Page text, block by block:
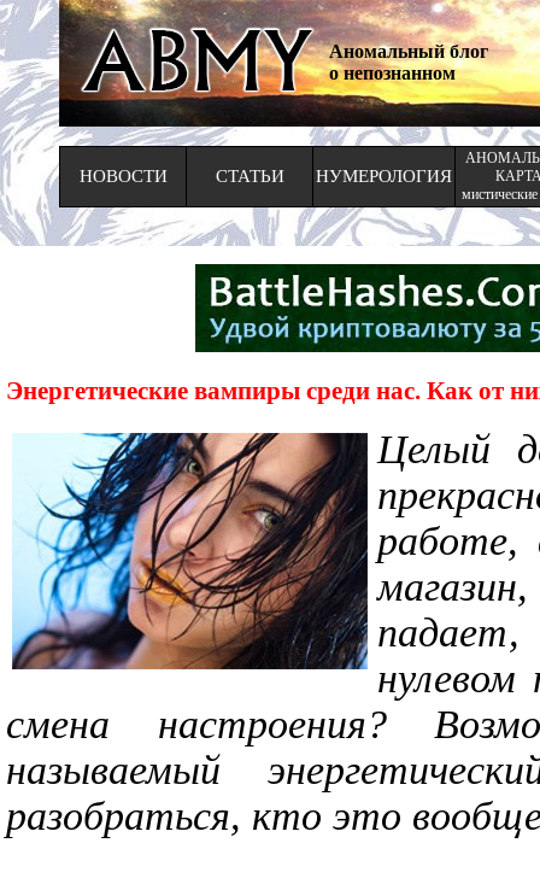
Аномальный блог
о непознанном
НОВОСТИ СТАТЬИ НУМЕРОЛОГИЯ
Энергетические вампиры среди нас. Как от
Целый
работе,
нулевом
смена настроения?
называемый
разобраться, кто это